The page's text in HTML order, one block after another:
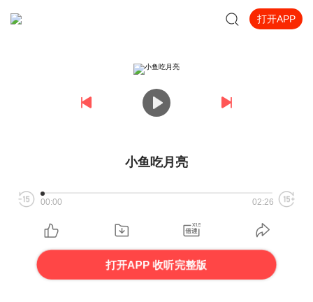
打开APP
小鱼吃月亮
00:00 02:26
打开APP 收听完整版